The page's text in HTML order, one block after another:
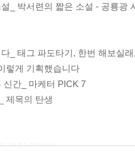
_ 박서련의 짧은 소설 - 공룡광
_ 태그 파도타기, 한번 해보실
렇게 기획했습니다
신간_ 마케터 PICK 7
제목의 탄생
덕질 언박싱